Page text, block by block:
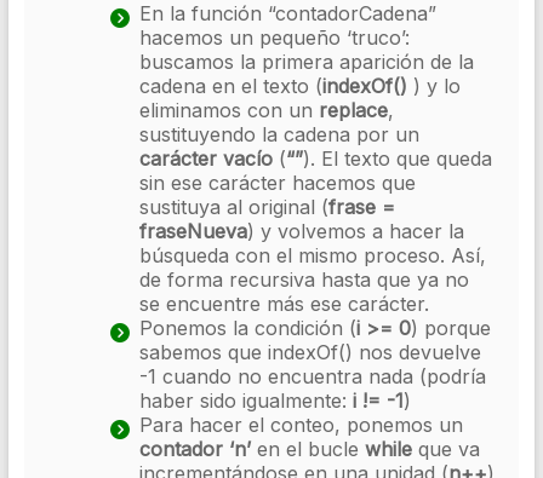
En la función “contadorCadena”
hacemos un pequeño ‘truco’:
buscamos la primera aparición de la
cadena en el texto (indexOf() ) y lo
eliminamos con un replace,
sustituyendo la cadena por un
carácter vacío(“”). El texto que queda
sin ese carácter hacemos que
sustituya al original (frase =
fraseNueva) y volvemos a hacer la
búsqueda con el mismo proceso. Así,
de forma recursiva hasta que ya no
se encuentre más ese carácter.
Ponemos la condición (i >= 0) porque
sabemos que indexOf() nos devuelve
-1 cuando no encuentra nada (podría
haber sido igualmente: i != -1)
Para hacer el conteo, ponemos un
contador ‘n’en el bucle whileque va